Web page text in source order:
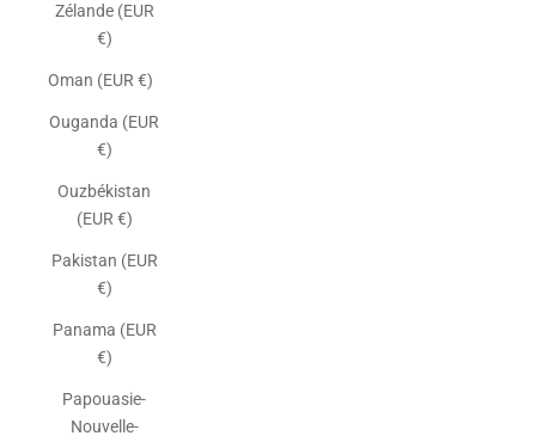
Zélande (EUR
€)
Oman (EUR €)
Ouganda (EUR
€)
Ouzbékistan
(EUR €)
Pakistan (EUR
€)
Panama (EUR
€)
Papouasie-
Nouvelle-